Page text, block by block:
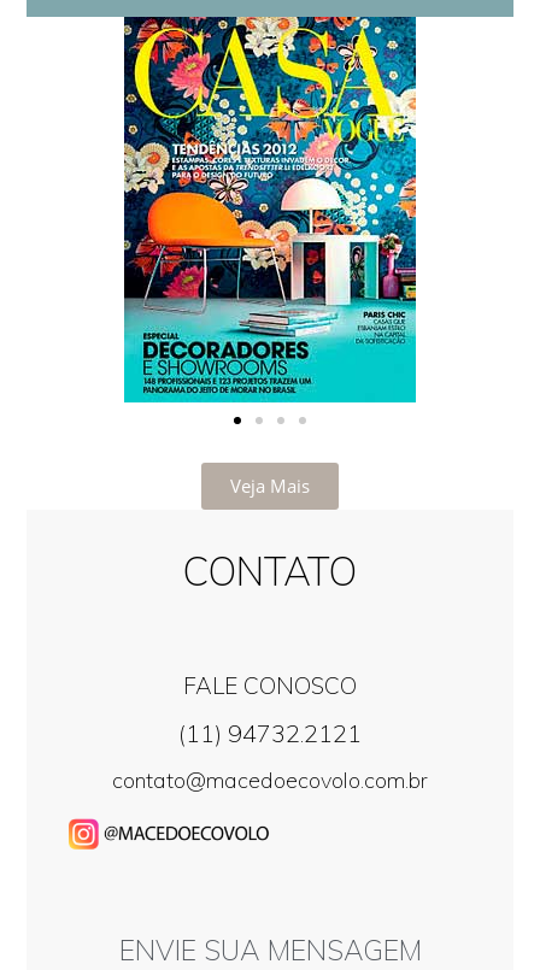
Veja Mais
CONTATO
FALE CONOSCO
(11) 94732.2121
contato@macedoecovolo.com.br
ENVIE SUA MENSAGEM